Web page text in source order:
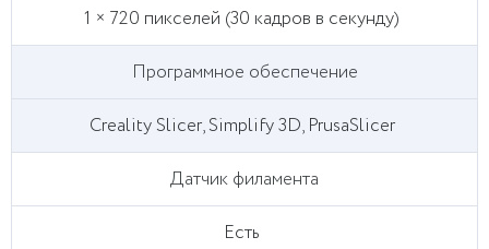
1 × 720 пикселей (30 кадров в секунду)
Программное обеспечение
Creality Slicer, Simplify 3D, PrusaSlicer
Датчик филамента
Есть